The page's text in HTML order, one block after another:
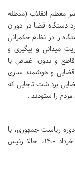
اسفند سال 1397 با حکم رهبر معظم انقلاب (مدظله
دستگاه قضا در دوران
را در نظام حکمرانی
میدانی و پیگیری و
و بدون اغماض با
قضایی و هوشمند سازی
برداشت تاجایی که
را ستودند .
سیزدهمین دوره ریاست جمهوری، با
کسب بیش از 18میلیون رای مردم درانتخابات 28 خرداد 1400، حالا رئیس